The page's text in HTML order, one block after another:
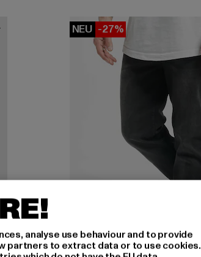
NEU -27%
analyse use behaviour and to provide
partners to extract data or to use cookies.